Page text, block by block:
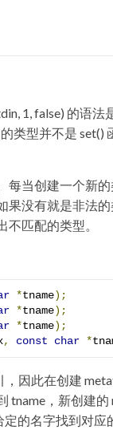
1, false) 的语
类型并不是 set()
当创建一个新
没有就是非法
匹配的类型。
*tname);
*tname);
*tname);
, const char *
因此在创建
tname，新创建
的名字找到对应